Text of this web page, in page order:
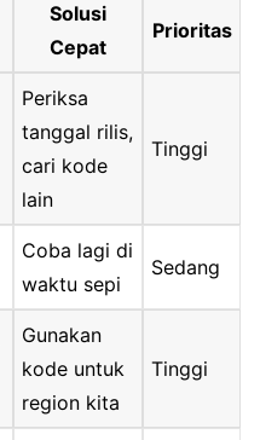
Solusi
Cepat
Prioritas
Periksa
tanggal rilis,
cari kode
lain
Tinggi
Coba lagi di
waktu sepi
Sedang
Gunakan
kode untuk
region kita
Tinggi